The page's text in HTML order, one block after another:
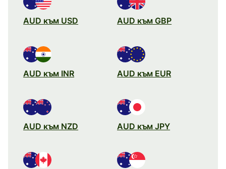
AUD към USD AUD към GBP
AUD към INR AUD към EUR
AUD към NZD AUD към JPY